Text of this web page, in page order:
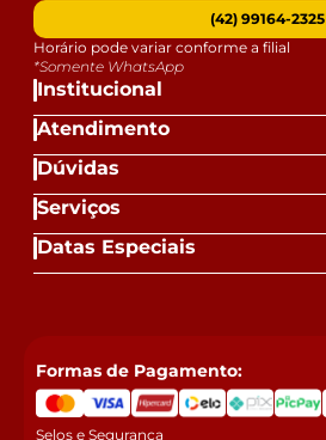
Institucional
Atendimento
Dúvidas
Serviços
Datas Especiais
(42) 99164-2325
Horário pode variar conforme a filial
*Somente WhatsApp
Formas de Pagamento:
Selos e Segurança